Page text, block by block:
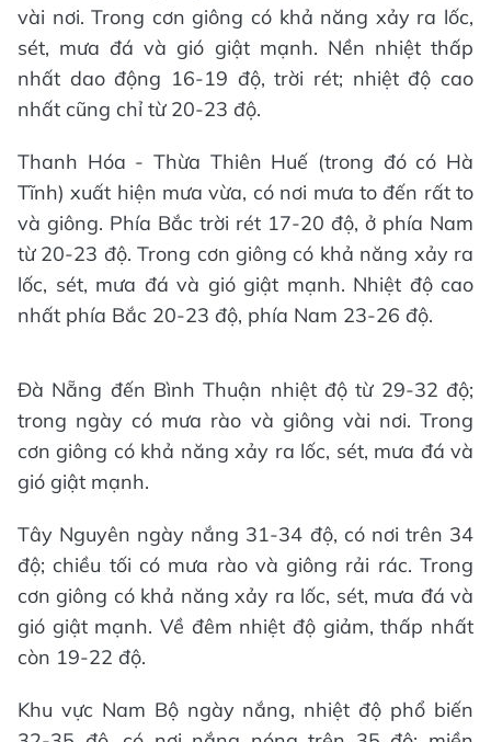
vài nơi. Trong cơn giông có khả năng xảy ra lốc,
sét, mưa đá và gió giật mạnh. Nền nhiệt thấp
nhất dao động 16-19 độ, trời rét; nhiệt độ cao
nhất cũng chỉ từ 20-23 độ.
Thanh Hóa - Thừa Thiên Huế (trong đó có Hà
Tĩnh) xuất hiện mưa vừa, có nơi mưa to đến rất to
và giông. Phía Bắc trời rét 17-20 độ, ở phía Nam
từ 20-23 độ. Trong cơn giông có khả năng xảy ra
lốc, sét, mưa đá và gió giật mạnh. Nhiệt độ cao
nhất phía Bắc 20-23 độ, phía Nam 23-26 độ.
Đà Nẵng đến Bình Thuận nhiệt độ từ 29-32 độ;
trong ngày có mưa rào và giông vài nơi. Trong
cơn giông có khả năng xảy ra lốc, sét, mưa đá và
gió giật mạnh.
Tây Nguyên ngày nắng 31-34 độ, có nơi trên 34
độ; chiều tối có mưa rào và giông rải rác. Trong
cơn giông có khả năng xảy ra lốc, sét, mưa đá và
gió giật mạnh. Về đêm nhiệt độ giảm, thấp nhất
còn 19-22 độ.
Khu vực Nam Bộ ngày nắng, nhiệt độ phổ biến